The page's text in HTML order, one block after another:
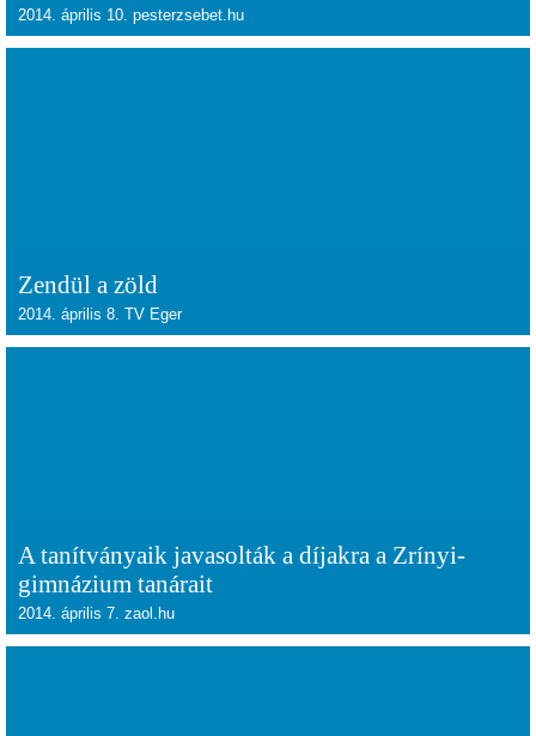
2014. április 10. pesterzsebet.hu
Zendül a zöld
2014. április 8. TV Eger
A tanítványaik javasolták a díjakra a Zrínyi-
gimnázium tanárait
2014. április 7. zaol.hu